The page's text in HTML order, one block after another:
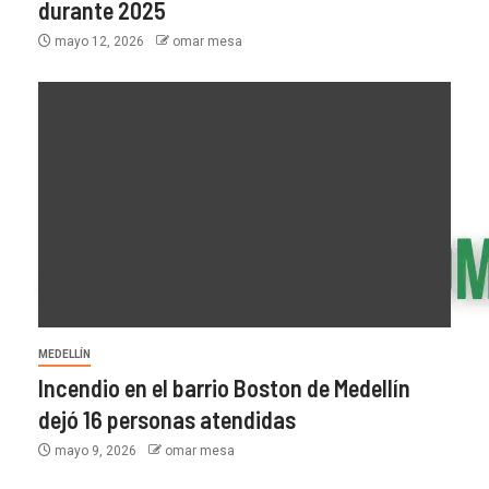
durante 2025
mayo 12, 2026 omar mesa
MEDELLÍN
Incendio en el barrio Boston de Medellín
dejó 16 personas atendidas
mayo 9, 2026 omar mesa